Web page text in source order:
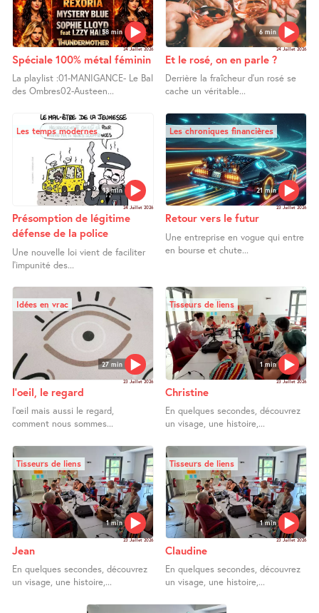
58 min
24 Juillet 2026
Spéciale 100% métal féminin
La playlist :01-MANIGANCE- Le Bal
des Ombres02-Austeen...
6 min
24 Juillet 2026
Et le rosé, on en parle ?
Derrière la fraîcheur d’un rosé se
cache un véritable...
13 min
Les temps modernes
24 Juillet 2026
Présomption de légitime
défense de la police
Une nouvelle loi vient de faciliter
l’impunité des...
21 min
Les chroniques financières
23 Juillet 2026
Retour vers le futur
Une entreprise en vogue qui entre
en bourse et chute...
27 min
Idées en vrac
23 Juillet 2026
l’oeil, le regard
l’œil mais aussi le regard,
comment nous sommes...
1 min
Tisseurs de liens
23 Juillet 2026
Christine
En quelques secondes, découvrez
un visage, une histoire,...
1 min
Tisseurs de liens
23 Juillet 2026
Jean
En quelques secondes, découvrez
un visage, une histoire,...
1 min
Tisseurs de liens
23 Juillet 2026
Claudine
En quelques secondes, découvrez
un visage, une histoire,...